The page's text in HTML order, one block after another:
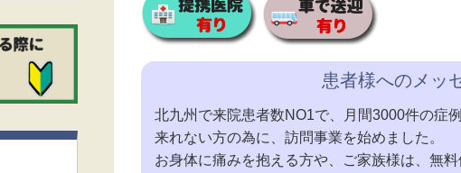
患者様へのメッ
北九州で来院患者数NO1で、月間3000件の症
来れない方の為に、訪問事業を始めました。
お身体に痛みを抱える方や、ご家族様は、無